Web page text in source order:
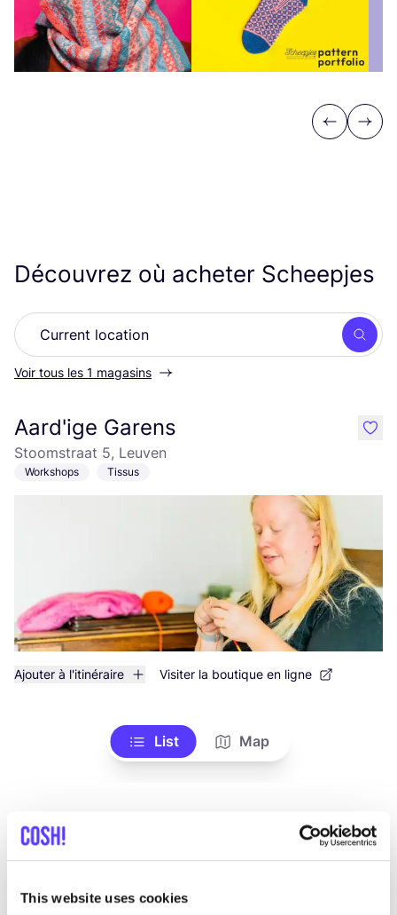
This website uses cookies
Previous
Next
Découvrez où acheter Scheepjes
Voir tous les 1 magasins
Aard'ige Garens
Stoomstraat 5, Leuven
Workshops Tissus
Ajouter à l'itinéraire Visiter la boutique en ligne
like
List Map